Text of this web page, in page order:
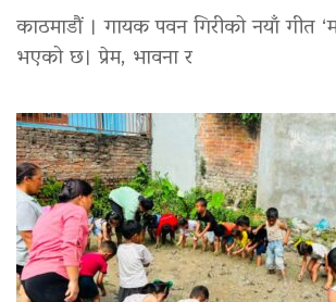
काठमाडौं । गायक पवन गिरीको नयाँ गीत
भएको छ। प्रेम, भावना र